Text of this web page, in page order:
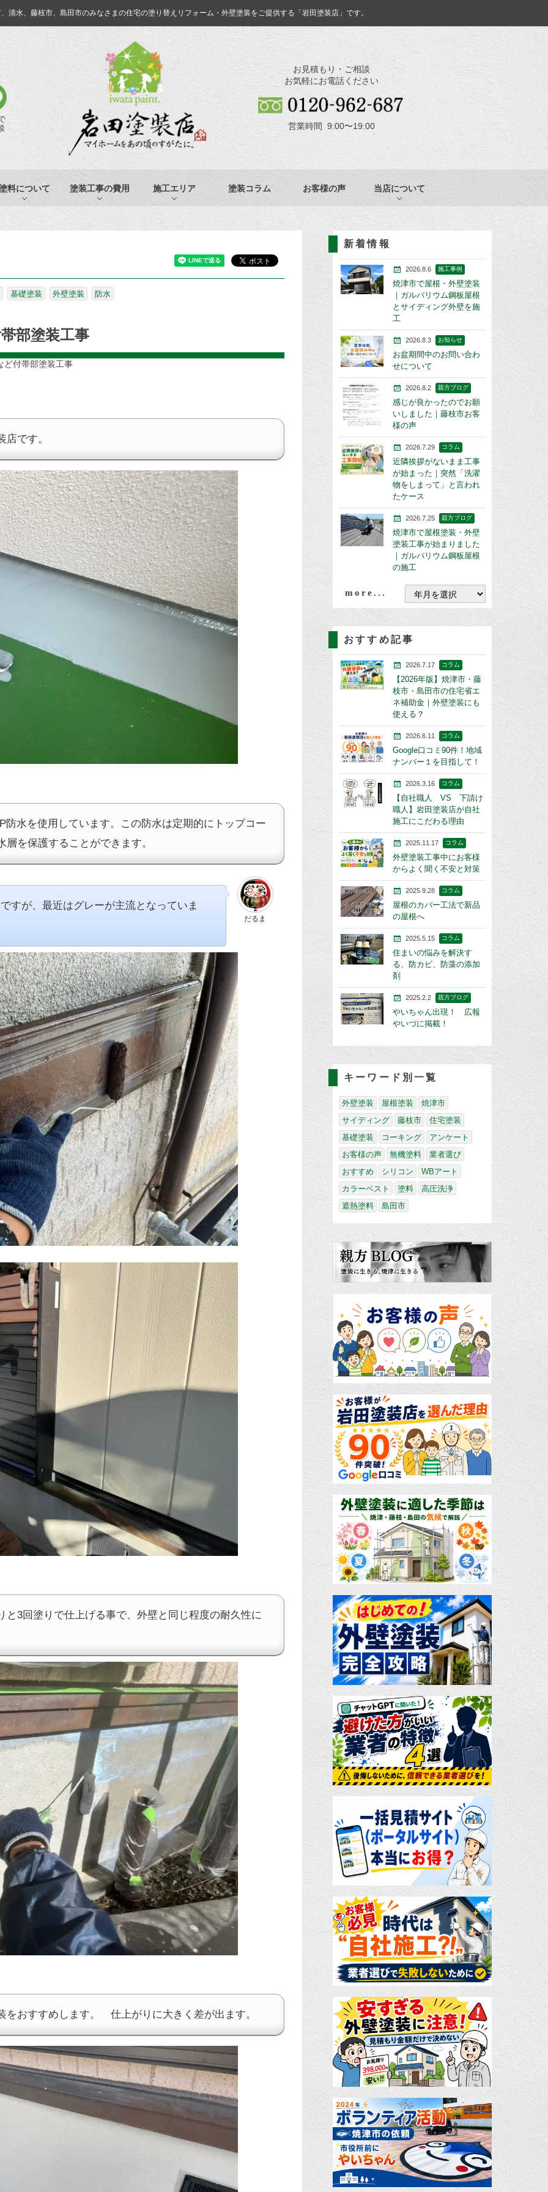
清水、藤枝市、島田市のみなさまの住宅の塗り替えリフォーム・外壁塗装をご提供する「岩田塗装店」です。
お見積もり・ご相談
お気軽にお電話ください
営業時間 9:00〜19:00
料について 塗装工事の費用 施工エリア 塗装コラム お客様の声 当店について
基礎塗装 外壁塗装 防水
部塗装工事
ど付帯部塗装工事
です。
防水を使用しています。この防水は定期的にトップコー
を保護することができます。
だるま
すが、最近はグレーが主流となっていま
と3回塗りで仕上げる事で、外壁と同じ程度の耐久性に
をおすすめします。 仕上がりに大きく差が出ます。
新着情報
2026.8.6 施工事例
焼津市で屋根・外壁塗装
｜ガルバリウム鋼板屋根
とサイディング外壁を施
工
2026.8.3 お知らせ
お盆期間中のお問い合わ
せについて
2026.8.2 親方ブログ
感じが良かったのでお願
いしました｜藤枝市お客
様の声
2026.7.29 コラム
近隣挨拶がないまま工事
が始まった｜突然「洗濯
物をしまって」と言われ
たケース
2026.7.25 親方ブログ
焼津市で屋根塗装・外壁
塗装工事が始まりました
｜ガルバリウム鋼板屋根
の施工
more...
おすすめ記事
2026.7.17 コラム
【2026年版】焼津市・藤
枝市・島田市の住宅省エ
ネ補助金｜外壁塗装にも
使える？
2026.6.11 コラム
Google口コミ90件！地域
ナンバー１を目指して！
2026.3.16 コラム
【自社職人 VS 下請け
職人】岩田塗装店が自社
施工にこだわる理由
2025.11.17 コラム
外壁塗装工事中にお客様
からよく聞く不安と対策
2025.9.28 コラム
屋根のカバー工法で新品
の屋根へ
2025.5.15 コラム
住まいの悩みを解決す
る、防カビ、防藻の添加
剤
2025.2.2 親方ブログ
やいちゃん出現！ 広報
やいづに掲載！
キーワード別一覧
外壁塗装 屋根塗装
焼津市
サイディング
藤枝市
住宅塗装
基礎塗装
コーキング
アンケート
お客様の声
無機塗料
業者選び
おすすめ
シリコン
WBアート
カラーベスト
塗料
高圧洗浄
遮熱塗料
島田市